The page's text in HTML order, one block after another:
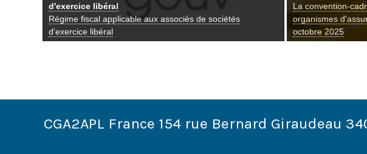
Réductions et crédits d’impôt - Éligibilité des dépenses
d’intermédiation au crédit d’impôt famille prévu à l’article
244 quater F du CGI
Aider
Aider
CGA2APL France 154 rue Bernard Giraudeau